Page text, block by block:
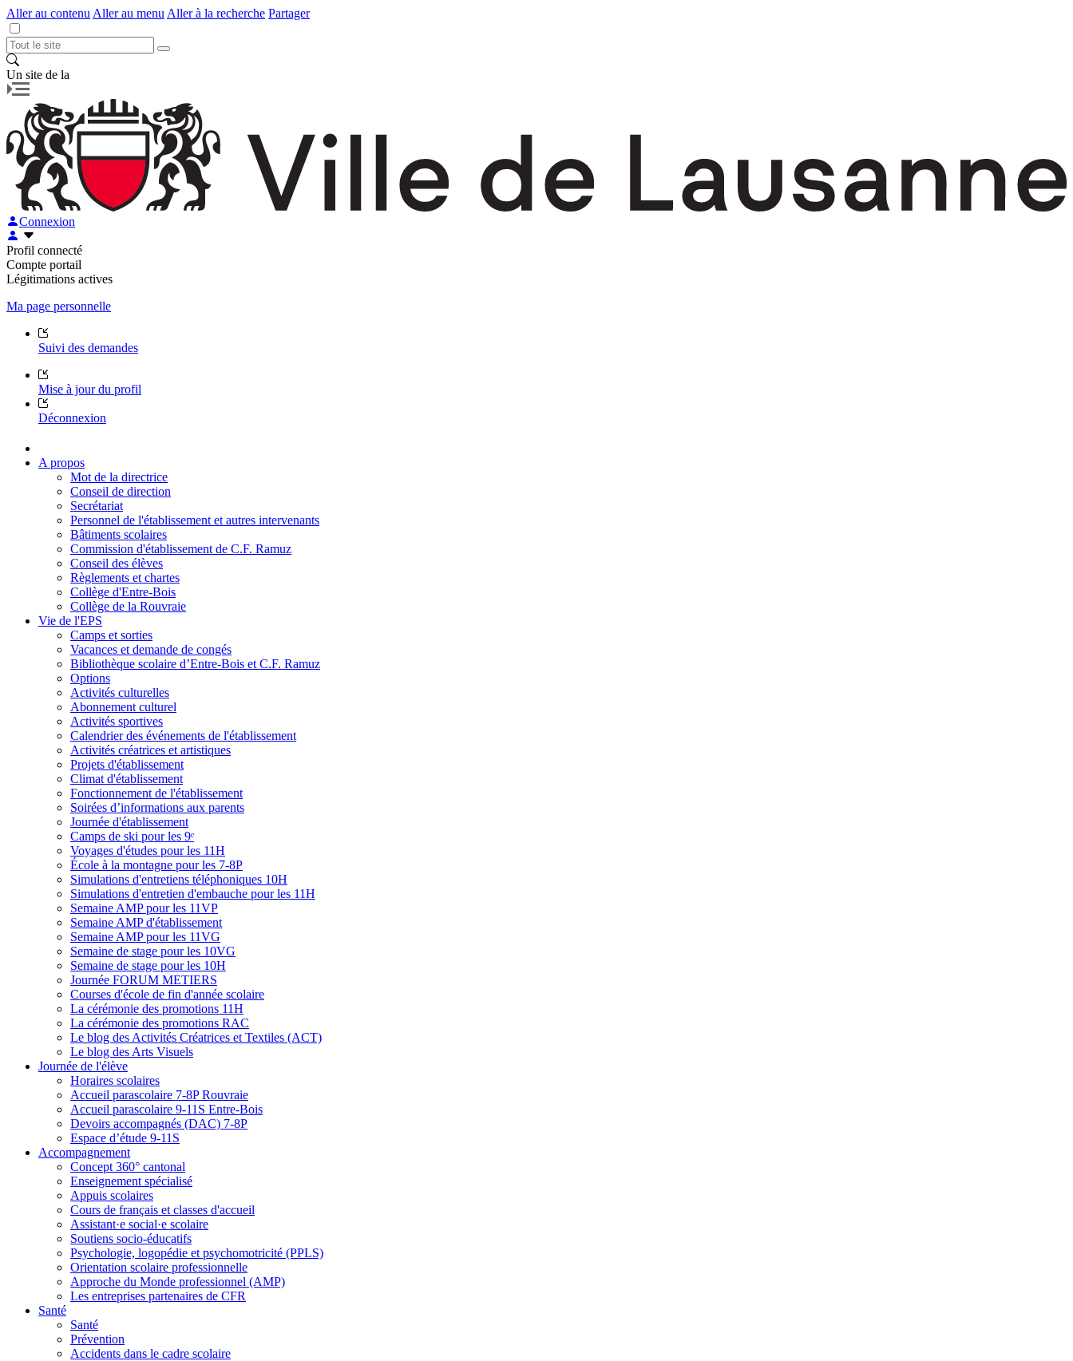
Aller au contenu Aller au menu Aller à la recherche Partager
Un site de la
Connexion
Profil connecté
Compte portail
Légitimations actives
Ma page personnelle
Suivi des demandes
Mise à jour du profil
Déconnexion
A propos
Mot de la directrice
Conseil de direction
Secrétariat
Personnel de l'établissement et autres intervenants
Bâtiments scolaires
Commission d'établissement de C.F. Ramuz
Conseil des élèves
Règlements et chartes
Collège d'Entre-Bois
Collège de la Rouvraie
Vie de l'EPS
Camps et sorties
Vacances et demande de congés
Bibliothèque scolaire d’Entre-Bois et C.F. Ramuz
Options
Activités culturelles
Abonnement culturel
Activités sportives
Calendrier des événements de l'établissement
Activités créatrices et artistiques
Projets d'établissement
Climat d'établissement
Fonctionnement de l'établissement
Soirées d’informations aux parents
Journée d'établissement
Camps de ski pour les 9ᵉ
Voyages d'études pour les 11H
École à la montagne pour les 7-8P
Simulations d'entretiens téléphoniques 10H
Simulations d'entretien d'embauche pour les 11H
Semaine AMP pour les 11VP
Semaine AMP d'établissement
Semaine AMP pour les 11VG
Semaine de stage pour les 10VG
Semaine de stage pour les 10H
Journée FORUM METIERS
Courses d'école de fin d'année scolaire
La cérémonie des promotions 11H
La cérémonie des promotions RAC
Le blog des Activités Créatrices et Textiles (ACT)
Le blog des Arts Visuels
Journée de l'élève
Horaires scolaires
Accueil parascolaire 7-8P Rouvraie
Accueil parascolaire 9-11S Entre-Bois
Devoirs accompagnés (DAC) 7-8P
Espace d’étude 9-11S
Accompagnement
Concept 360° cantonal
Enseignement spécialisé
Appuis scolaires
Cours de français et classes d'accueil
Assistant·e social·e scolaire
Soutiens socio-éducatifs
Psychologie, logopédie et psychomotricité (PPLS)
Orientation scolaire professionnelle
Approche du Monde professionnel (AMP)
Les entreprises partenaires de CFR
Santé
Santé
Prévention
Accidents dans le cadre scolaire